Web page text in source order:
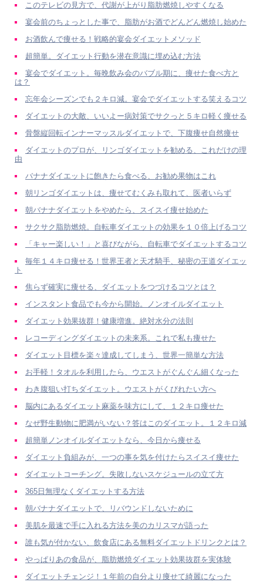
このテレビの見方で、代謝が上がり脂肪燃焼しやすくなる
宴会前のちょっとした事で、脂肪がお酒でどんどん燃焼し始めた
お酒飲んで痩せる！戦略的宴会ダイエットメソッド
超簡単。ダイエット行動を潜在意識に埋め込む方法
宴会でダイエット。毎晩飲み会のバブル期に、痩せた食べ方と
は？
忘年会シーズンでも２キロ減。宴会でダイエットする笑えるコツ
ダイエットの大敵、いいよー病対策でサクっと５キロ軽く痩せる
骨盤縦回転インナーマッスルダイエットで、下腹痩せ自然痩せ
ダイエットのプロが、リンゴダイエットを勧める、これだけの理
由
バナナダイエットに飽きたら食べる、お勧め果物はこれ
朝リンゴダイエットは、痩せてむくみも取れて、医者いらず
朝バナナダイエットをやめたら、スイスイ痩せ始めた
サクサク脂肪燃焼。自転車ダイエットの効果を１０倍上げるコツ
「キャー楽しい！」と喜びながら、自転車でダイエットするコツ
毎年１４キロ痩せる！世界王者と天才騎手、秘密の王道ダイエッ
ト
焦らず確実に痩せる、ダイエットをつづけるコツとは？
インスタント食品でも今から開始。ノンオイルダイエット
ダイエット効果抜群！健康増進。絶対水分の法則
レコーディングダイエットの未来系。これで私も痩せた
ダイエット目標を楽々達成してしまう、世界一簡単な方法
お手軽！タオルを利用したら、ウエストがぐんぐん細くなった
わき腹狙い打ちダイエット。ウエストがくびれたい方へ
脳内にあるダイエット麻薬を味方にして、１２キロ痩せた
なぜ野生動物に肥満がいない？答はこのダイエット。１２キロ減
超簡単ノンオイルダイエットなら、今日から痩せる
ダイエット負組みが、一つの事を気を付けたらスイスイ痩せた
ダイエットコーチング。失敗しないスケジュールの立て方
365日無理なくダイエットする方法
朝バナナダイエットで、リバウンドしないために
美肌を最速で手に入れる方法を美のカリスマが語った
誰も気が付かない、飲食店にある無料ダイエットドリンクとは？
やっぱりあの食品が、脂肪燃焼ダイエット効果抜群を実体験
ダイエットチェンジ！１年前の自分より痩せて綺麗になった